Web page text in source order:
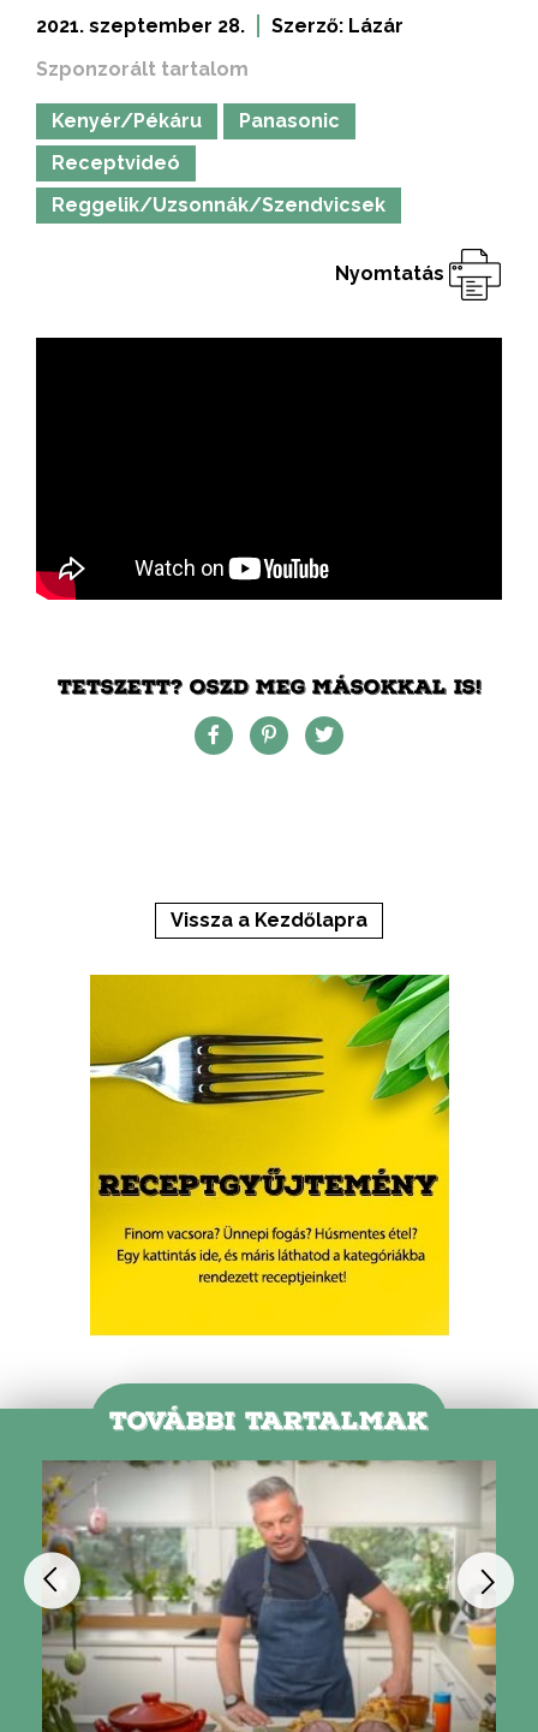
2021. szeptember 28. Szerző: Lázár
Szponzorált tartalom
Kenyér/Pékáru
Panasonic
Receptvideó
Reggelik/Uzsonnák/Szendvicsek
Nyomtatás
TETSZETT? OSZD MEG MÁSOKKAL IS!
Vissza a Kezdőlapra
TOVÁBBI TARTALMAK